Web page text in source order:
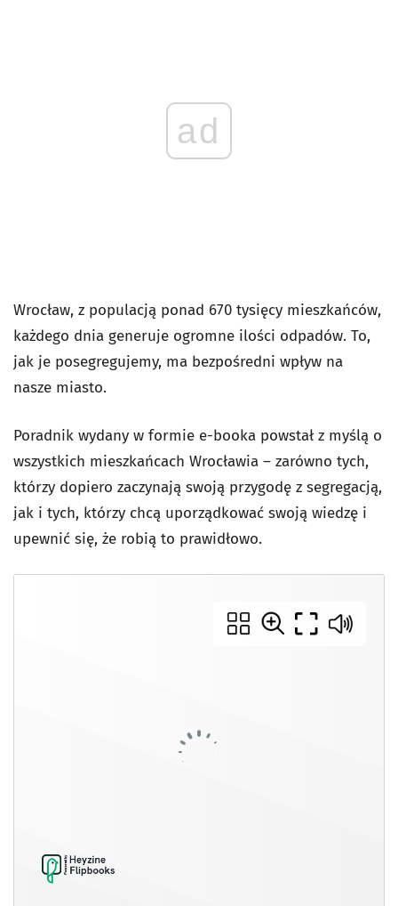
ad
Wrocław, z populacją ponad 670 tysięcy mieszkańców,
każdego dnia generuje ogromne ilości odpadów. To,
jak je posegregujemy, ma bezpośredni wpływ na
nasze miasto.
Poradnik wydany w formie e-booka powstał z myślą o
wszystkich mieszkańcach Wrocławia – zarówno tych,
którzy dopiero zaczynają swoją przygodę z segregacją,
jak i tych, którzy chcą uporządkować swoją wiedzę i
upewnić się, że robią to prawidłowo.